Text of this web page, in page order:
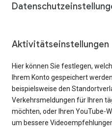
Aktivitätseinstellungen
Hier können Sie festlegen,
Ihrem Konto gespeichert
beispielsweise den
Verkehrsmeldungen für Ihren
möchten, oder Ihren YouTube-
um bessere